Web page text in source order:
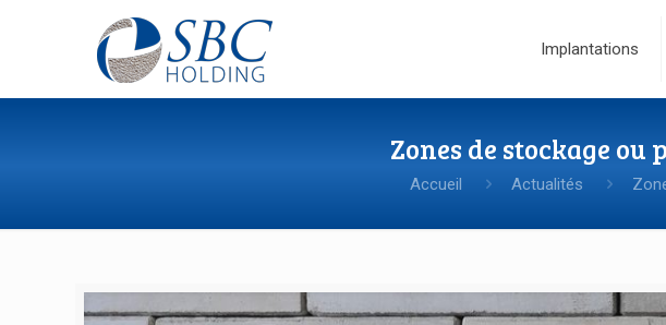
Implantations
Zones de stockage ou
Accueil Actualités